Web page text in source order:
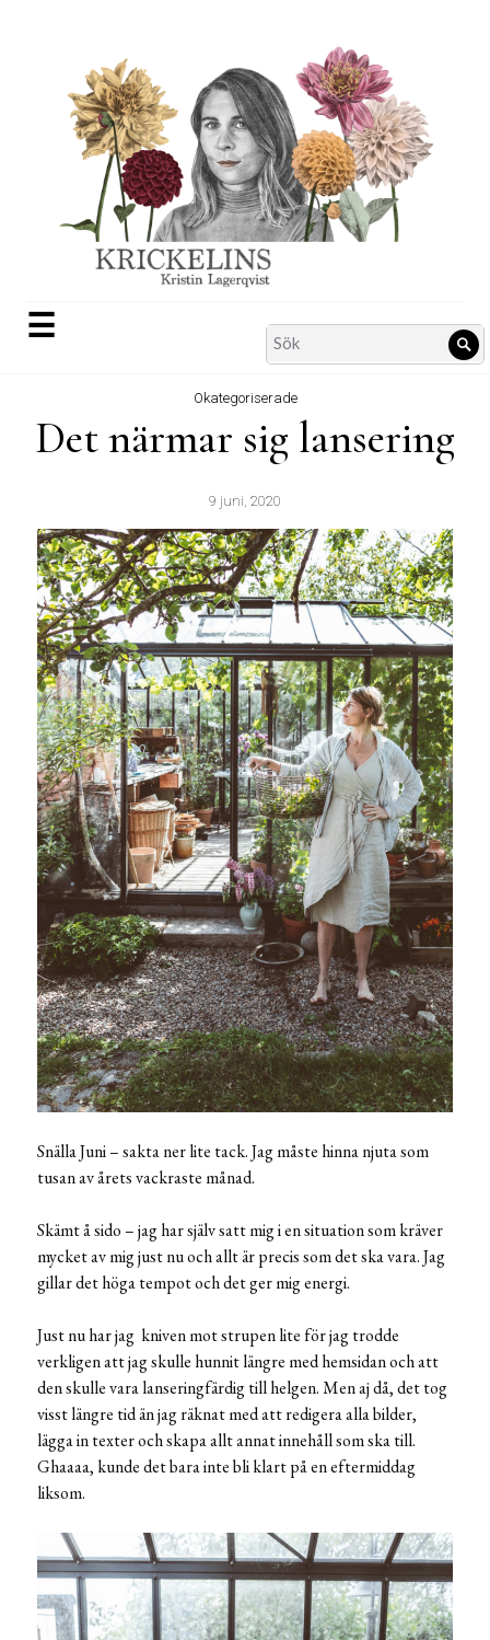
☰
Search
for:
Okategoriserade
Det närmar sig lansering
9 juni, 2020
Snälla Juni – sakta ner lite tack. Jag måste hinna njuta som
tusan av årets vackraste månad.
Skämt å sido – jag har själv satt mig i en situation som kräver
mycket av mig just nu och allt är precis som det ska vara. Jag
gillar det höga tempot och det ger mig energi.
Just nu har jag kniven mot strupen lite för jag trodde
verkligen att jag skulle hunnit längre med hemsidan och att
den skulle vara lanseringfärdig till helgen. Men aj då, det tog
visst längre tid än jag räknat med att redigera alla bilder,
lägga in texter och skapa allt annat innehåll som ska till.
Ghaaaa, kunde det bara inte bli klart på en eftermiddag
liksom.